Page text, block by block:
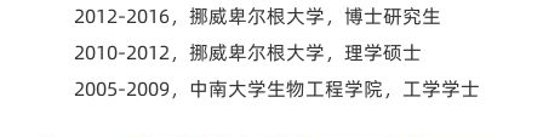
2012-2016，挪威卑尔根大学，博士研究生
2010-2012，挪威卑尔根大学，理学硕士
2005-2009，中南大学生物工程学院，工学学士